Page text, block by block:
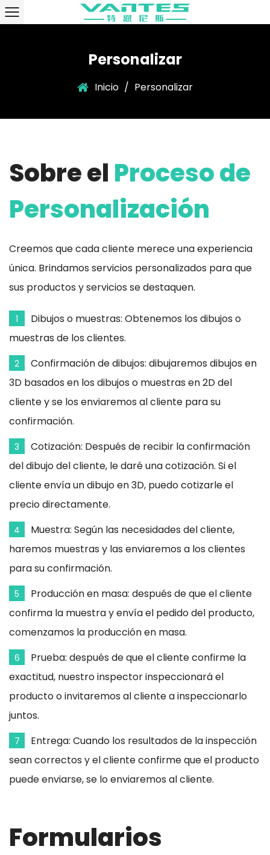
Personalizar
Inicio / Personalizar
Sobre el Proceso de
Personalización
Creemos que cada cliente merece una experiencia
única. Brindamos servicios personalizados para que
sus productos y servicios se destaquen.
1
Dibujos o muestras: Obtenemos los dibujos o
muestras de los clientes.
2
Confirmación de dibujos: dibujaremos dibujos en
3D basados ​​en los dibujos o muestras en 2D del
cliente y se los enviaremos al cliente para su
confirmación.
3
Cotización: Después de recibir la confirmación
del dibujo del cliente, le daré una cotización. Si el
cliente envía un dibujo en 3D, puedo cotizarle el
precio directamente.
4
Muestra: Según las necesidades del cliente,
haremos muestras y las enviaremos a los clientes
para su confirmación.
5
Producción en masa: después de que el cliente
confirma la muestra y envía el pedido del producto,
comenzamos la producción en masa.
6
Prueba: después de que el cliente confirme la
exactitud, nuestro inspector inspeccionará el
producto o invitaremos al cliente a inspeccionarlo
juntos.
7
Entrega: Cuando los resultados de la inspección
sean correctos y el cliente confirme que el producto
puede enviarse, se lo enviaremos al cliente.
Formularios